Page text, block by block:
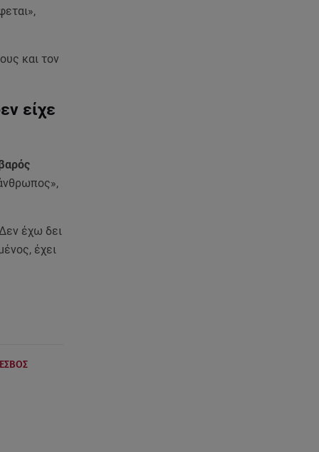
και τον
είχε
έχω δει
έχει